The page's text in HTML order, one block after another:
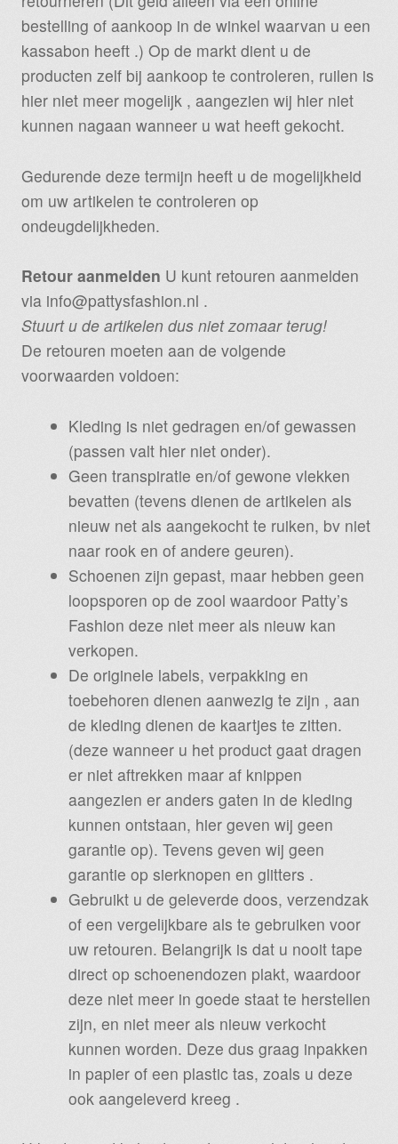
bestelling of aankoop in de winkel waarvan u een
kassabon heeft .) Op de markt dient u de
producten zelf bij aankoop te controleren, ruilen is
hier niet meer mogelijk , aangezien wij hier niet
kunnen nagaan wanneer u wat heeft gekocht.
Gedurende deze termijn heeft u de mogelijkheid
om uw artikelen te controleren op
ondeugdelijkheden.
Retour aanmelden U kunt retouren aanmelden
via info@pattysfashion.nl .
Stuurt u de artikelen dus niet zomaar terug!
De retouren moeten aan de volgende
voorwaarden voldoen:
Kleding is niet gedragen en/of gewassen
(passen valt hier niet onder).
Geen transpiratie en/of gewone vlekken
bevatten (tevens dienen de artikelen als
nieuw net als aangekocht te ruiken, bv niet
naar rook en of andere geuren).
Schoenen zijn gepast, maar hebben geen
loopsporen op de zool waardoor Patty’s
Fashion deze niet meer als nieuw kan
verkopen.
De originele labels, verpakking en
toebehoren dienen aanwezig te zijn , aan
de kleding dienen de kaartjes te zitten.
(deze wanneer u het product gaat dragen
er niet aftrekken maar af knippen
aangezien er anders gaten in de kleding
kunnen ontstaan, hier geven wij geen
garantie op). Tevens geven wij geen
garantie op sierknopen en glitters .
Gebruikt u de geleverde doos, verzendzak
of een vergelijkbare als te gebruiken voor
uw retouren. Belangrijk is dat u nooit tape
direct op schoenendozen plakt, waardoor
deze niet meer in goede staat te herstellen
zijn, en niet meer als nieuw verkocht
kunnen worden. Deze dus graag inpakken
in papier of een plastic tas, zoals u deze
ook aangeleverd kreeg .